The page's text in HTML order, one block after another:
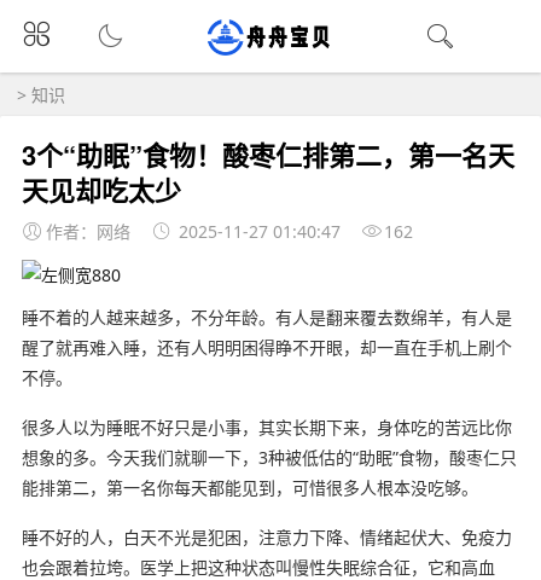
> 知识
3个“助眠”食物！酸枣仁排第二，第一名天
天见却吃太少
作者：网络 2025-11-27 01:40:47 162
睡不着的人越来越多，不分年龄。有人是翻来覆去数绵羊，有人是
醒了就再难入睡，还有人明明困得睁不开眼，却一直在手机上刷个
不停。
很多人以为睡眠不好只是小事，其实长期下来，身体吃的苦远比你
想象的多。今天我们就聊一下，3种被低估的“助眠”食物，酸枣仁只
能排第二，第一名你每天都能见到，可惜很多人根本没吃够。
睡不好的人，白天不光是犯困，注意力下降、情绪起伏大、免疫力
也会跟着拉垮。医学上把这种状态叫慢性失眠综合征，它和高血